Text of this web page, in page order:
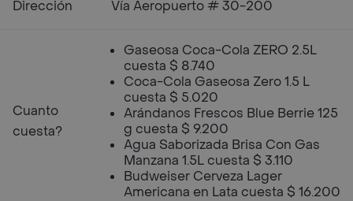
Dirección Vía Aeropuerto # 30-200
Cuanto
cuesta?
Gaseosa Coca-Cola ZERO 2.5L
cuesta $ 8.740
Coca-Cola Gaseosa Zero 1.5 L
cuesta $ 5.020
Arándanos Frescos Blue Berrie 125
g cuesta $ 9.200
Agua Saborizada Brisa Con Gas
Manzana 1.5L cuesta $ 3.110
Budweiser Cerveza Lager
Americana en Lata cuesta $ 16.200